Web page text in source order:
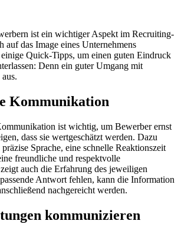
ist ein wichtiger Aspekt im Recruiting-
auf das Image eines Unternehmens
Quick-Tipps, um einen guten Eindruck
Denn ein guter Umgang mit
Kommunikation
ist wichtig, um Bewerber ernst
dass sie wertgeschätzt werden. Dazu
Sprache, eine schnelle Reaktionszeit
freundliche und respektvolle
auch die Erfahrung des jeweiligen
Antwort fehlen, kann die Information
nachgereicht werden.
kommunizieren